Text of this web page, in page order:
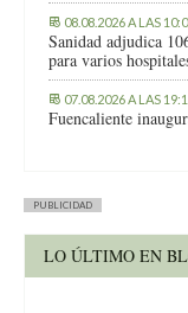
08.08.2026 A LAS
Sanidad adjudica
para varios
07.08.2026 A LAS
Fuencaliente
PUBLICIDAD
LO ÚLTIMO EN